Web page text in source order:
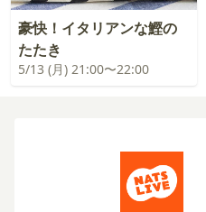
豪快！イタリアンな鰹の
たたき
5/13 (月) 21:00〜22:00